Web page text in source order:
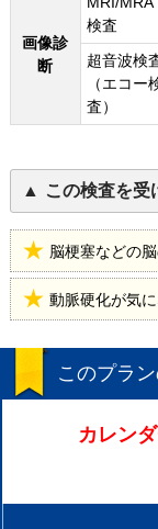
画像診
断
検査
超音波検
（エコー
査）
この検査を受
脳梗塞などの
動脈硬化が気
このプラ
カレン